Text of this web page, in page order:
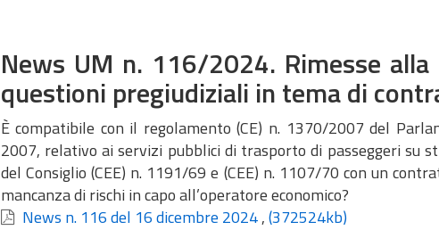
News UM n. 116/2024. Rimesse
questioni pregiudiziali in tema di
È compatibile con il regolamento (CE) n. 1370/2007 del
2007, relativo ai servizi pubblici di trasporto di passeggeri su
del Consiglio (CEE) n. 1191/69 e (CEE) n. 1107/70 con un
mancanza di rischi in capo all’operatore economico?
News n. 116 del 16 dicembre 2024,(372524kb)